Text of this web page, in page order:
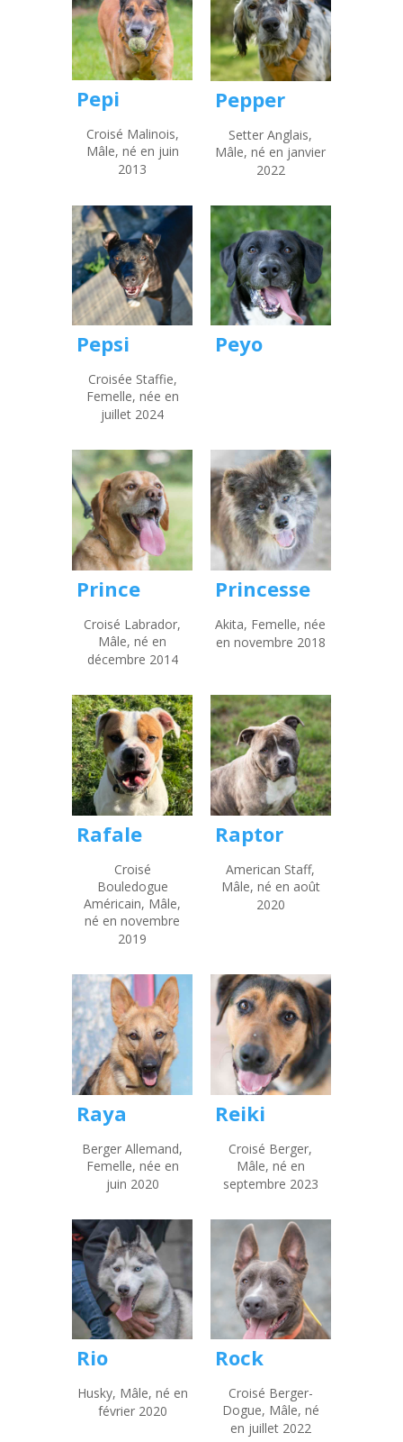
Pepi
Croisé Malinois,
Mâle, né en juin
2013
Pepper
Setter Anglais,
Mâle, né en janvier
2022
Pepsi
Croisée Staffie,
Femelle, née en
juillet 2024
Peyo
Prince
Croisé Labrador,
Mâle, né en
décembre 2014
Princesse
Akita, Femelle, née
en novembre 2018
Rafale
Croisé
Bouledogue
Américain, Mâle,
né en novembre
2019
Raptor
American Staff,
Mâle, né en août
2020
Raya
Berger Allemand,
Femelle, née en
juin 2020
Reiki
Croisé Berger,
Mâle, né en
septembre 2023
Rio
Husky, Mâle, né en
février 2020
Rock
Croisé Berger-
Dogue, Mâle, né
en juillet 2022